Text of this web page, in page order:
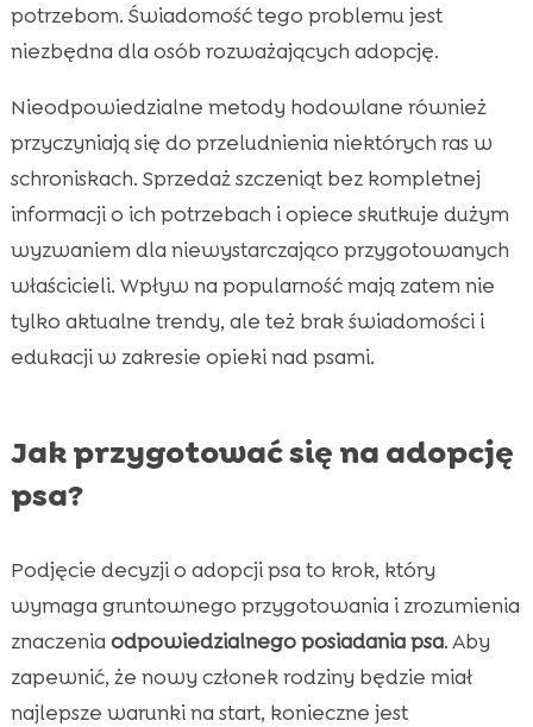
potrzebom. Świadomość tego problemu jest
niezbędna dla osób rozważających adopcję.
Nieodpowiedzialne metody hodowlane również
przyczyniają się do przeludnienia niektórych ras w
schroniskach. Sprzedaż szczeniąt bez kompletnej
informacji o ich potrzebach i opiece skutkuje dużym
wyzwaniem dla niewystarczająco przygotowanych
właścicieli. Wpływ na popularność mają zatem nie
tylko aktualne trendy, ale też brak świadomości i
edukacji w zakresie opieki nad psami.
Jak przygotować się na adopcję
psa?
Podjęcie decyzji o adopcji psa to krok, który
wymaga gruntownego przygotowania i zrozumienia
znaczenia odpowiedzialnego posiadania psa. Aby
zapewnić, że nowy członek rodziny będzie miał
najlepsze warunki na start, konieczne jest